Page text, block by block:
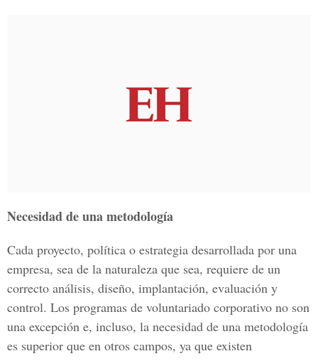
Necesidad de una metodología
Cada proyecto, política o estrategia desarrollada por una
empresa, sea de la naturaleza que sea, requiere de un
correcto análisis, diseño, implantación, evaluación y
control. Los programas de voluntariado corporativo no son
una excepción e, incluso, la necesidad de una metodología
es superior que en otros campos, ya que existen